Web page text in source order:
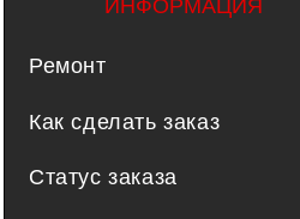
ИНФОРМАЦИЯ
Ремонт
Как сделать заказ
Статус заказа